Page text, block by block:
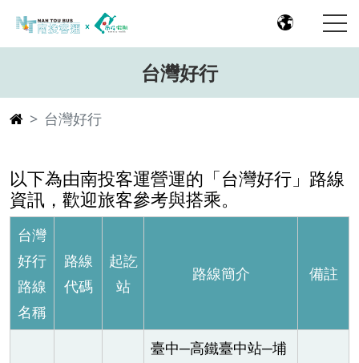
台灣好行
台灣好行
以下為由南投客運營運的「台灣好行」路線
資訊，歡迎旅客參考與搭乘。
台灣
好行
路線
名稱
路線
代碼
起訖
站
路線簡介 備註
臺中─高鐵臺中站─埔